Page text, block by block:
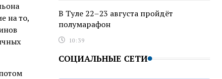
на то,
В Туле 22–23 августа пройдёт
полумарафон
10:39
СОЦИАЛЬНЫЕ СЕТИ